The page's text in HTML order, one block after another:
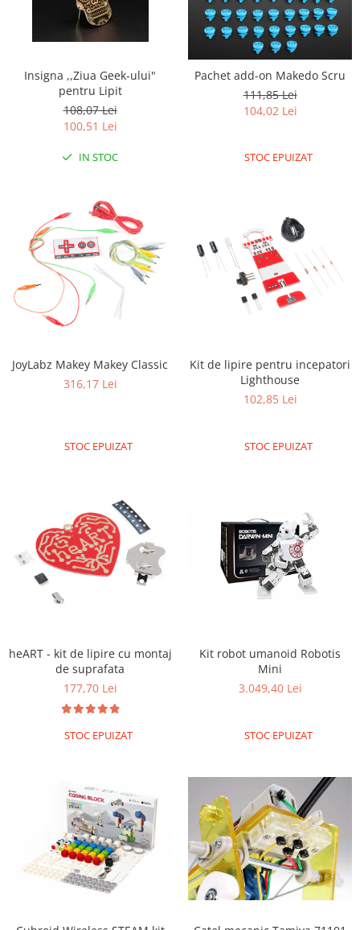
Cabluri
Butoane, Tastaturi
Generale
LED
Microcontrollere AVR
PCB - Placute Circuit
Rezistoare
Imprimante 3D
Imprimante 3D
Componente
Filament Premium ABS 3 mm
Filament Premium PLA 1.75 mm
Filamente Speciale
Prusa I3 DIY Kit
Kituri incepatori Arduino
Pentru Incepatori
Micro:bit
Junior Robotics
Junior Robotics
Lego Education
STEM Education
Ugears
Kit Fun
Cadouri
Insigna ,,Ziua Geek-ului"
pentru Lipit
108,07 Lei
100,51 Lei
IN STOC
Pachet add-on Makedo Scru
111,85 Lei
104,02 Lei
STOC EPUIZAT
JoyLabz Makey Makey Classic
316,17 Lei
STOC EPUIZAT
Kit de lipire pentru incepatori
Lighthouse
102,85 Lei
STOC EPUIZAT
heART - kit de lipire cu montaj
de suprafata
177,70 Lei
STOC EPUIZAT
Kit robot umanoid Robotis
Mini
3.049,40 Lei
STOC EPUIZAT